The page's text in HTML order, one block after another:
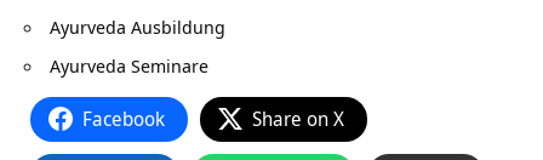
Ayurveda Ausbildung
Ayurveda Seminare
Facebook Share on X